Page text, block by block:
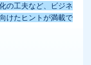
の工夫など、ビジネ
けたヒントが満載で